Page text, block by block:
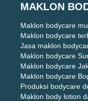
MAKLON
Maklon bodycare
Maklon bodycare
Jasa maklon
Maklon bodycare
Maklon bodycare
Maklon bodycare
Produksi bodycare
Maklon body lotion